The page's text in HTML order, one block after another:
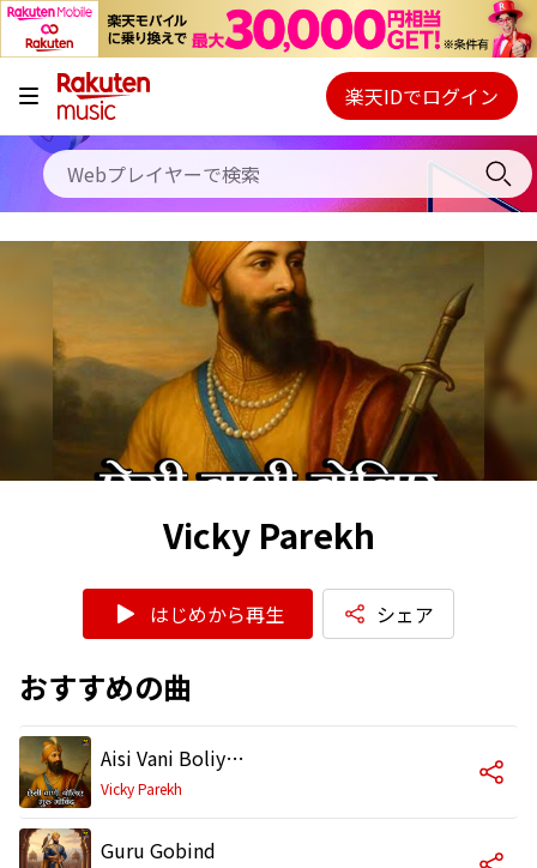
キャンペーン
料金プラン
使い方
初回30日間無料お試し
Webプレイヤー
ご契約内容の確認・変更
楽天IDでログイン
Vicky Parekh
はじめから再生 シェア
おすすめの曲
Aisi Vani Boliye Guru Govind
Vicky Parekh
Guru Gobind